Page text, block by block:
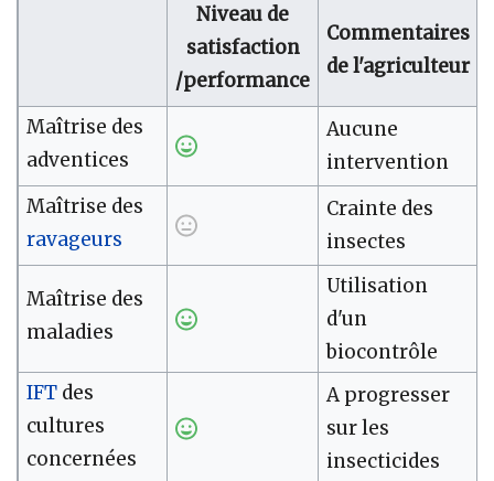
Niveau de
satisfaction
/performance
Commentaires
de l'agriculteur
Maîtrise des
adventices
Aucune
intervention
Maîtrise des
ravageurs
Crainte des
insectes
Maîtrise des
maladies
Utilisation
d'un
biocontrôle
IFTdes
cultures
concernées
A progresser
sur les
insecticides